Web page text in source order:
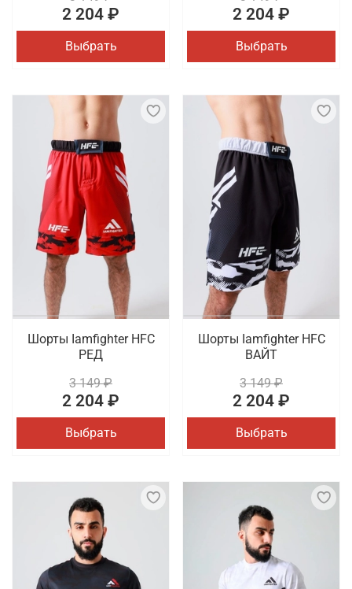
2 204 ₽
Выбрать
2 204 ₽
Выбрать
Шорты Iamfighter HFC
РЕД
3 149 ₽
2 204 ₽
Выбрать
Шорты Iamfighter HFC
ВАЙТ
3 149 ₽
2 204 ₽
Выбрать